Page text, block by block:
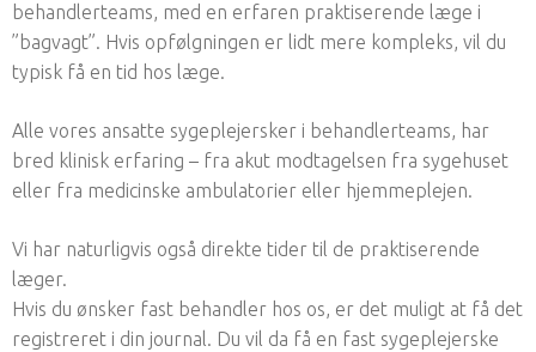
behandlerteams, med en erfaren praktiserende læge i
”bagvagt”. Hvis opfølgningen er lidt mere kompleks, vil du
typisk få en tid hos læge.
Alle vores ansatte sygeplejersker i behandlerteams, har
bred klinisk erfaring – fra akut modtagelsen fra sygehuset
eller fra medicinske ambulatorier eller hjemmeplejen.
Vi har naturligvis også direkte tider til de praktiserende
læger.
Hvis du ønsker fast behandler hos os, er det muligt at få det
registreret i din journal. Du vil da få en fast sygeplejerske